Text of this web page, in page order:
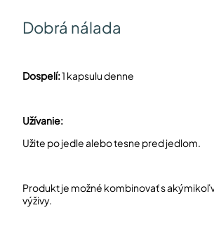
Dobrá nálada
Dospelí:1 kapsulu denne
Užívanie:
Užite po jedle alebo tesne pred jedlom.
Produkt je možné kombinovať s
výživy.